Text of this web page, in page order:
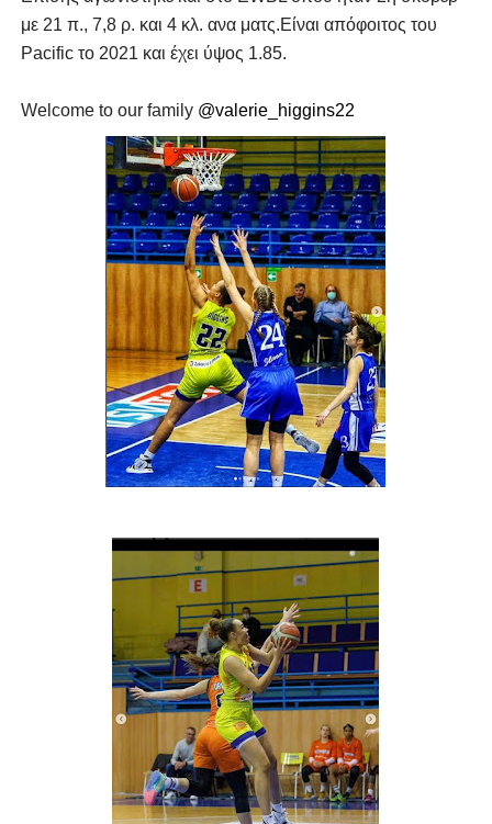
με 21 π., 7,8 ρ. και 4 κλ. ανα ματς.Eίναι απόφοιτος του
Pacific το 2021 και έχει ύψος 1.85.
Welcome to our family @valerie_higgins22